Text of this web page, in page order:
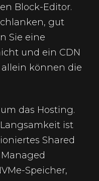
Block-Editor.
gut
Sie eine
und ein CDN
allein können die
das Hosting.
ist
Shared
Speicher,